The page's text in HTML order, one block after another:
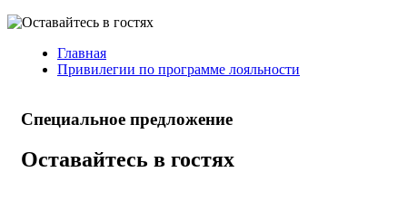
Главная
Привилегии по программе лояльности
Специальное предложение
Оставайтесь в гостях